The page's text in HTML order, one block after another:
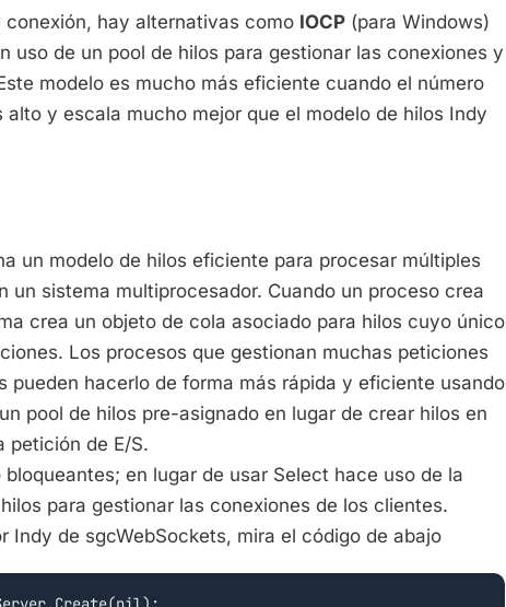
conexión, hay alternativas como IOCP (para Windows)
uso de un pool de hilos para gestionar las conexiones y
modelo es mucho más eficiente cuando el número
y escala mucho mejor que el modelo de hilos Indy
un modelo de hilos eficiente para procesar múltiples
un sistema multiprocesador. Cuando un proceso crea
crea un objeto de cola asociado para hilos cuyo único
Los procesos que gestionan muchas peticiones
pueden hacerlo de forma más rápida y eficiente usando
pool de hilos pre-asignado en lugar de crear hilos en
petición de E/S.
en lugar de usar Select hace uso de la
para gestionar las conexiones de los clientes.
Indy de sgcWebSockets, mira el código de abajo